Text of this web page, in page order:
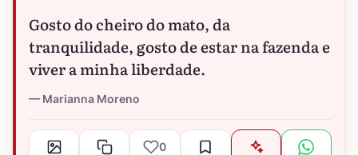
Gosto do cheiro do mato, da
tranquilidade, gosto de estar na fazenda e
viver a minha liberdade.
Marianna Moreno
0